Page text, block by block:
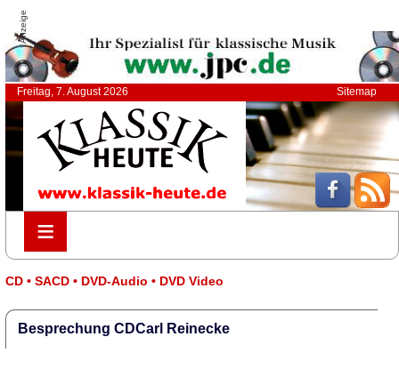
Anzeige
Freitag, 7. August 2026 Sitemap
≡
≡
CD • SACD • DVD-Audio • DVD Video
Besprechung CDCarl Reinecke